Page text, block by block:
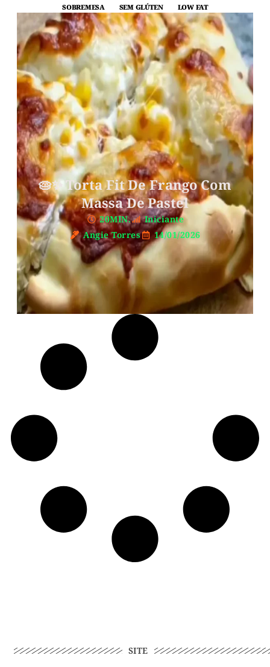
SOBREMESA
SEM GLÚTEN LOW FAT
🥧✨ Torta Fit De Frango Com
Massa De Pastel
20MIN.
Iniciante
Angie Torres
14/01/2026
SITE